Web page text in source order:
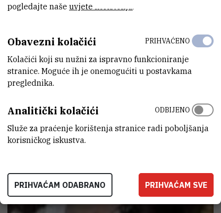
pogledajte naše uvjete korištenja
Obavezni kolačići
Kolačići koji su nužni za ispravno funkcioniranje
stranice. Moguće ih je onemogućiti u postavkama
preglednika.
PRIHVAĆENO
Analitički kolačići
Služe za praćenje korištenja stranice radi poboljšanja
korisničkog iskustva.
ODBIJENO
PRIHVAĆAM ODABRANO PRIHVAĆAM SVE